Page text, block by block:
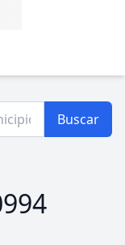
Buscar